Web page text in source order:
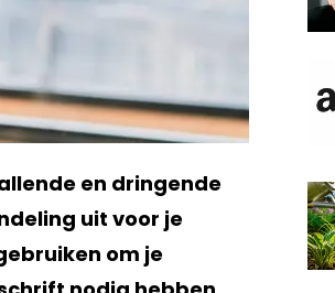
en dringende
uit voor je
om je